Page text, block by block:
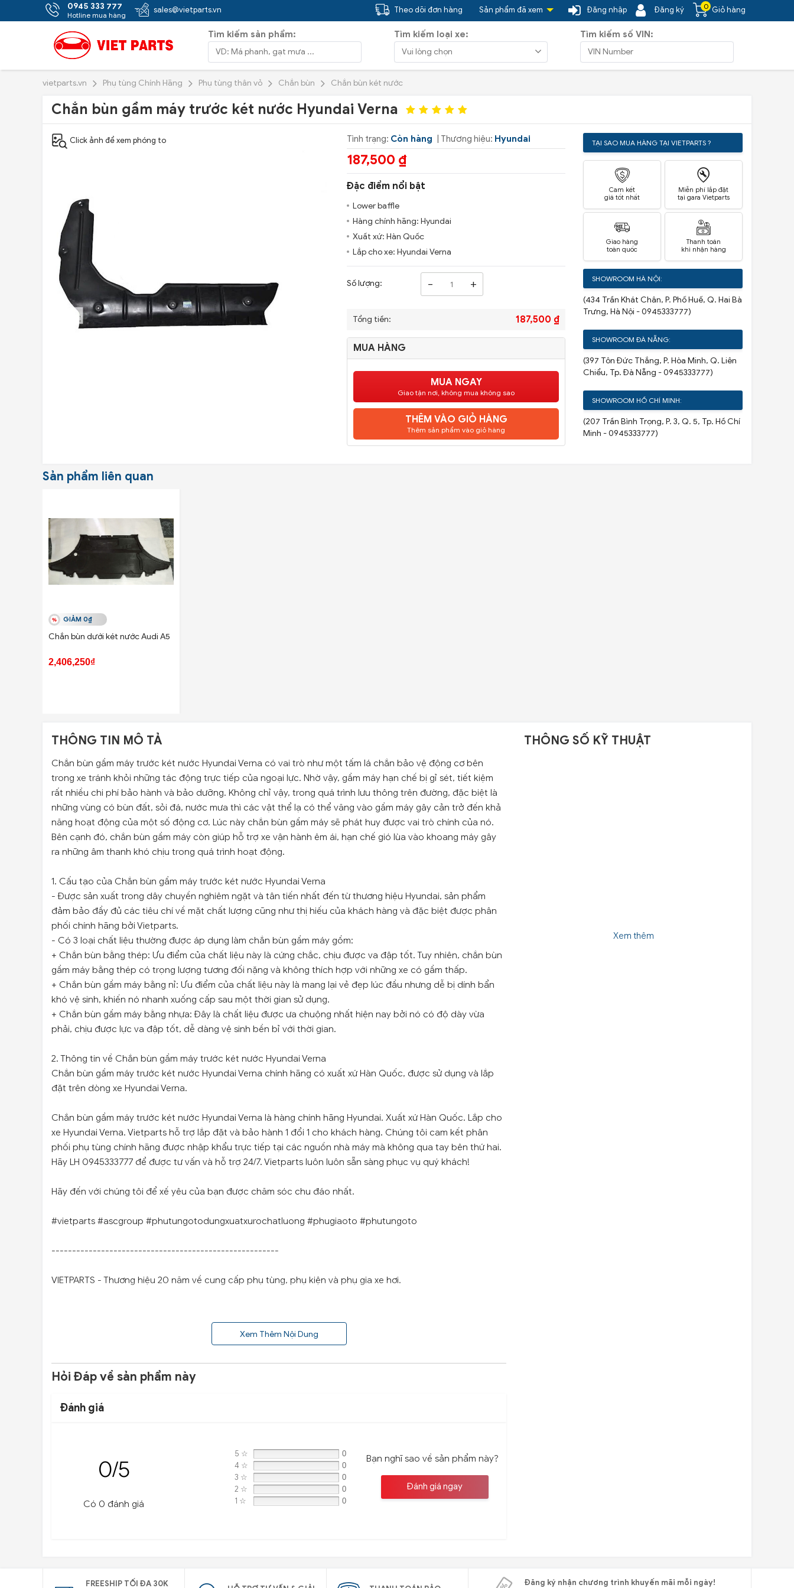
0945 333 777
Hotline mua hàng
sales@vietparts.vn 0 Giỏ hàng
Đăng ký
Đăng nhập
Sản phẩm đã xem
Theo dõi đơn hàng
Tìm kiếm sản phẩm: Tìm kiếm loại xe: Tìm kiếm số VIN:
vietparts.vn Phụ tùng Chính Hãng Phụ tùng thân vỏ Chắn bùn Chắn bùn két nước
Chắn bùn gầm máy trước két nước Hyundai Verna
Click ảnh để xem phóng to Tình trạng: Còn hàng | Thương hiệu: Hyundai
187,500 ₫
Đặc điểm nổi bật
Lower baffle
Hàng chính hãng: Hyundai
Xuất xứ: Hàn Quốc
Lắp cho xe: Hyundai Verna
Số lượng: - +
Tổng tiền: 187,500 ₫
MUA HÀNG
MUA NGAY
Giao tận nơi, không mua không sao
THÊM VÀO GIỎ HÀNG
Thêm sản phẩm vào giỏ hàng
TẠI SAO MUA HÀNG TẠI VIETPARTS ?
Cam kết
giá tốt nhất
Miễn phí lắp đặt
tại gara Vietparts
Giao hàng
toàn quốc
Thanh toán
khi nhận hàng
SHOWROOM HÀ NỘI:
(434 Trần Khát Chân, P. Phố Huế, Q. Hai Bà
Trưng, Hà Nội - 0945333777)
SHOWROOM ĐÀ NẴNG:
(397 Tôn Đức Thắng, P. Hòa Minh, Q. Liên
Chiểu, Tp. Đà Nẵng - 0945333777)
SHOWROOM HỒ CHÍ MINH:
(207 Trần Bình Trọng, P. 3, Q. 5, Tp. Hồ Chí
Minh - 0945333777)
Sản phẩm liên quan
GIẢM 0₫
Chắn bùn dưới két nước Audi A5
2,406,250₫
THÔNG TIN MÔ TẢ
Chắn bùn gầm máy trước két nước Hyundai Verna có vai trò như một tấm lá chắn bảo vệ động cơ bên
trong xe tránh khỏi những tác động trực tiếp của ngoại lực. Nhờ vậy, gầm máy hạn chế bị gỉ sét, tiết kiệm
rất nhiều chi phí bảo hành và bảo dưỡng. Không chỉ vậy, trong quá trình lưu thông trên đường, đặc biệt là
những vùng có bùn đất, sỏi đá, nước mưa thì các vật thể lạ có thể văng vào gầm máy gây cản trở đến khả
năng hoạt động của một số động cơ. Lúc này chắn bùn gầm máy sẽ phát huy được vai trò chính của nó.
Bên cạnh đó, chắn bùn gầm máy còn giúp hỗ trợ xe vận hành êm ái, hạn chế gió lùa vào khoang máy gây
ra những âm thanh khó chịu trong quá trình hoạt động.
1. Cấu tạo của Chắn bùn gầm máy trước két nước Hyundai Verna
- Được sản xuất trong dây chuyền nghiêm ngặt và tân tiến nhất đến từ thương hiệu Hyundai, sản phẩm
đảm bảo đầy đủ các tiêu chí về mặt chất lượng cũng như thị hiếu của khách hàng và đặc biệt được phân
phối chính hãng bởi Vietparts.
- Có 3 loại chất liệu thường được áp dụng làm chắn bùn gầm máy gồm:
+ Chắn bùn bằng thép: Ưu điểm của chất liệu này là cứng chắc, chịu được va đập tốt. Tuy nhiên, chắn bùn
gầm máy bằng thép có trọng lượng tương đối nặng và không thích hợp với những xe có gầm thấp.
+ Chắn bùn gầm máy bằng nỉ: Ưu điểm của chất liệu này là mang lại vẻ đẹp lúc đầu nhưng dễ bị dính bẩn
khó vệ sinh, khiến nó nhanh xuống cấp sau một thời gian sử dụng.
+ Chắn bùn gầm máy bằng nhựa: Đây là chất liệu được ưa chuộng nhất hiện nay bởi nó có độ dày vừa
phải, chịu được lực va đập tốt, dễ dàng vệ sinh bền bỉ với thời gian.
2. Thông tin về Chắn bùn gầm máy trước két nước Hyundai Verna
Chắn bùn gầm máy trước két nước Hyundai Verna chính hãng có xuất xứ Hàn Quốc, được sử dụng và lắp
đặt trên dòng xe Hyundai Verna.
Chắn bùn gầm máy trước két nước Hyundai Verna là hàng chính hãng Hyundai. Xuất xứ Hàn Quốc. Lắp cho
xe Hyundai Verna. Vietparts hỗ trợ lắp đặt và bảo hành 1 đổi 1 cho khách hàng. Chúng tôi cam kết phân
phối phụ tùng chính hãng được nhập khẩu trực tiếp tại các nguồn nhà máy mà không qua tay bên thứ hai.
Hãy LH 0945333777 để được tư vấn và hỗ trợ 24/7. Vietparts luôn luôn sẵn sàng phục vụ quý khách!
Hãy đến với chúng tôi để xế yêu của bạn được chăm sóc chu đáo nhất.
#vietparts #ascgroup #phutungotodungxuatxurochatluong #phugiaoto #phutungoto
-------------------------------------------------------
VIETPARTS - Thương hiệu 20 năm về cung cấp phụ tùng, phụ kiện và phụ gia xe hơi.
Xem Thêm Nội Dung
Hỏi Đáp về sản phẩm này
Đánh giá
0/5
Có 0 đánh giá
5 ☆ 0
4 ☆ 0
3 ☆ 0
2 ☆ 0
1 ☆ 0
Bạn nghĩ sao về sản phẩm này?
Đánh giá ngay
THÔNG SỐ KỸ THUẬT
Xem thêm
FREESHIP TỐI ĐA 30K Đăng ký nhận chương trình khuyến mãi mỗi ngày!